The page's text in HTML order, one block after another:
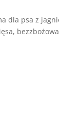
dla psa z